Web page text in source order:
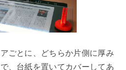
ごとに、どちらか片側に厚み
、台紙を置いてカバーしてあ